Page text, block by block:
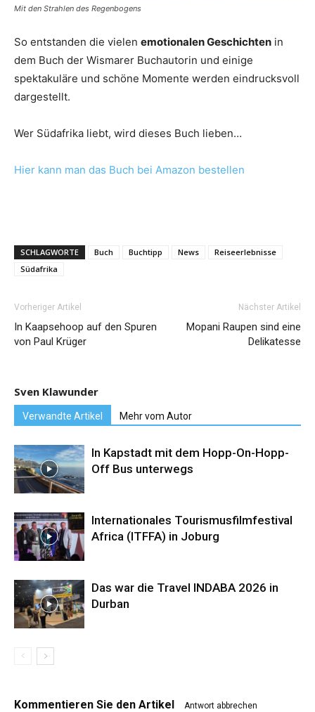
Mit den Strahlen des Regenbogens
So entstanden die vielen emotionalen Geschichten in
dem Buch der Wismarer Buchautorin und einige
spektakuläre und schöne Momente werden eindrucksvoll
dargestellt.
Wer Südafrika liebt, wird dieses Buch lieben…
Hier kann man das Buch bei Amazon bestellen
SCHLAGWORTE Buch Buchtipp News
Reiseerlebnisse
Südafrika
Vorheriger Artikel
In Kaapsehoop auf den Spuren
von Paul Krüger
Nächster Artikel
Mopani Raupen sind eine
Delikatesse
Sven Klawunder
Verwandte Artikel Mehr vom Autor
In Kapstadt mit dem Hopp-On-Hopp-
Off Bus unterwegs
Internationales Tourismusfilmfestival
Africa (ITFFA) in Joburg
Das war die Travel INDABA 2026 in
Durban
Kommentieren Sie den Artikel Antwort abbrechen